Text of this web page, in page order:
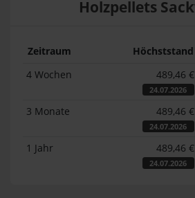
Holzpellets
Zeitraum Höchststand
4 Wochen
489,46 €
24.07.2026
3 Monate 489,46 €
24.07.2026
1 Jahr 489,46 €
24.07.2026